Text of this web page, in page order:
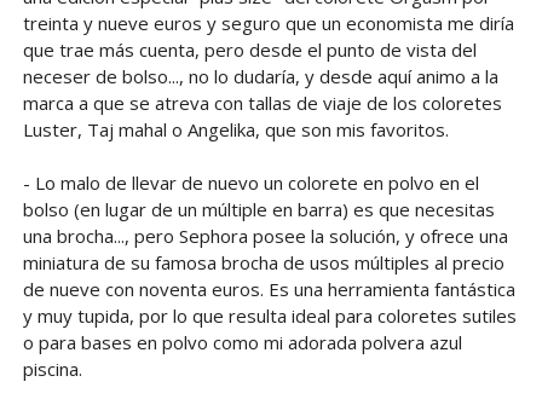
treinta y nueve euros y seguro que un economista me diría
que trae más cuenta, pero desde el punto de vista del
neceser de bolso..., no lo dudaría, y desde aquí animo a la
marca a que se atreva con tallas de viaje de los coloretes
Luster, Taj mahal o Angelika, que son mis favoritos.
- Lo malo de llevar de nuevo un colorete en polvo en el
bolso (en lugar de un múltiple en barra) es que necesitas
una brocha..., pero Sephora posee la solución, y ofrece una
miniatura de su famosa brocha de usos múltiples al precio
de nueve con noventa euros. Es una herramienta fantástica
y muy tupida, por lo que resulta ideal para coloretes sutiles
o para bases en polvo como mi adorada polvera azul
piscina.